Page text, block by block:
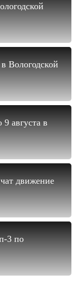
Вологодской
августа в
движение
3 по